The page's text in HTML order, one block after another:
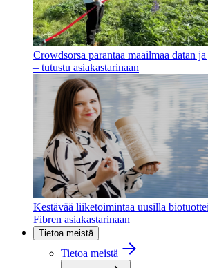
Crowdsorsa parantaa maailmaa datan
– tutustu asiakastarinaan
Kestävää liiketoimintaa uusilla
Fibren asiakastarinaan
Tietoa meistä
Tietoa meistä